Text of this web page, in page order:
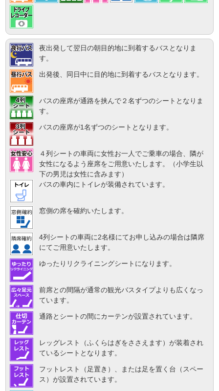
夜出発して翌日の朝目的地に到着するバスとなりま
す。
出発後、同日中に目的地に到着するバスとなります。
バスの座席が通路を挟んで２名ずつのシートとなりま
す。
バスの座席が1名ずつのシートとなります。
４列シートの車両に女性お一人でご乗車の場合、隣が
女性になるよう座席をご用意いたします。（小学生以
下の男児は女性に含みます）
バスの車内にトイレが装備されています。
窓側の席を確約いたします。
4列シートの車両に2名様にてお申し込みの場合は隣席
にてご用意いたします。
ゆったりリクライニングシートになります。
前席との間隔が通常の観光バスタイプよりも広くなっ
ています。
通路とシートの間にカーテンが設置されています。
レッグレスト（ふくらはぎをささえます）が装着され
ているシートとなります。
フットレスト（足置き）、または足を置く台（スペー
ス）が設置されています。